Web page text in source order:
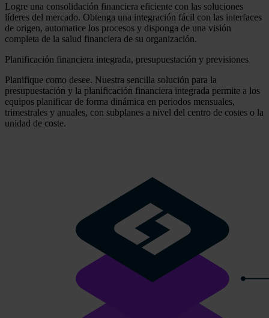
Logre una consolidación financiera eficiente con las soluciones
líderes del mercado. Obtenga una integración fácil con las interfaces
de origen, automatice los procesos y disponga de una visión
completa de la salud financiera de su organización.
Planificación financiera integrada, presupuestación y previsiones
Planifique como desee. Nuestra sencilla solución para la
presupuestación y la planificación financiera integrada permite a los
equipos planificar de forma dinámica en periodos mensuales,
trimestrales y anuales, con subplanes a nivel del centro de costes o la
unidad de coste.